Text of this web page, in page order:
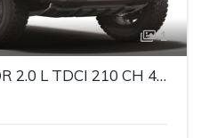
1
FORD RANGER RAPTOR 2.0 L TDCI 210 CH 4X4 BVA